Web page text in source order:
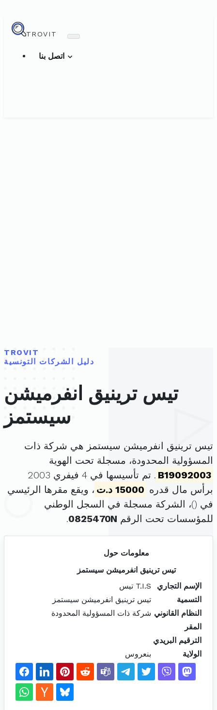
TROVIT
TROVIT
دليل الشركات التونسية
تيس ترينيق انفرميشن
سيستمز
تيس ترينيق انفرميشن سيستمز هي شركة ذات
المسؤولية المحدودة، مسجلة تحت الهوية
B19092003
. تم تأسيسها في 4 فيفري 2003
برأس مال قدره 15000 د.ت
، ويقع مقرها الرئيسي
في ()، الشركة مسجلة في السجل الوطني
للمؤسسات تحت الرقم 0825470N
.
معلومات حول
تيس ترينيق انفرميشن سيستمز
الإسم التجاري
T.I.S تيس
التسمية
تيس ترينيق انفرميشن سيستمز
النظام القانوني شركة ذات المسؤولية المحدودة
المقر
الترقيم البريدي
الولاية
بنعروس